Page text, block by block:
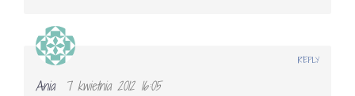
Ania
7 kwietnia 2012 16:05
REPLY